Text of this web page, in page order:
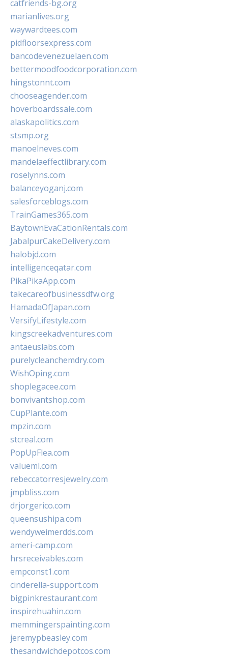
catfriends-bg.org
marianlives.org
waywardtees.com
pidfloorsexpress.com
bancodevenezuelaen.com
bettermoodfoodcorporation.com
hingstonnt.com
chooseagender.com
hoverboardssale.com
alaskapolitics.com
stsmp.org
manoelneves.com
mandelaeffectlibrary.com
roselynns.com
balanceyoganj.com
salesforceblogs.com
TrainGames365.com
BaytownEvaCationRentals.com
JabalpurCakeDelivery.com
halobjd.com
intelligenceqatar.com
PikaPikaApp.com
takecareofbusinessdfw.org
HamadaOfJapan.com
VersifyLifestyle.com
kingscreekadventures.com
antaeuslabs.com
purelycleanchemdry.com
WishOping.com
shoplegacee.com
bonvivantshop.com
CupPlante.com
mpzin.com
stcreal.com
PopUpFlea.com
valueml.com
rebeccatorresjewelry.com
jmpbliss.com
drjorgerico.com
queensushipa.com
wendyweimerdds.com
ameri-camp.com
hrsreceivables.com
empconst1.com
cinderella-support.com
bigpinkrestaurant.com
inspirehuahin.com
memmingerspainting.com
jeremypbeasley.com
thesandwichdepotcos.com